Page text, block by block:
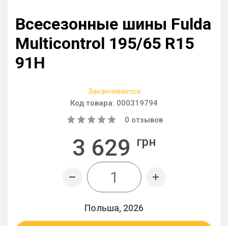
Всесезонные шины Fulda
Multicontrol 195/65 R15
91H
Заканчивается
Код товара: 000319794
0 отзывов
3 629 грн
Польша, 2026